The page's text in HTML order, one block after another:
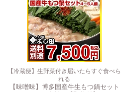
【冷蔵便】生野菜付き届いたらすぐ食べら
れる
【味噌味】博多国産牛生もつ鍋セット